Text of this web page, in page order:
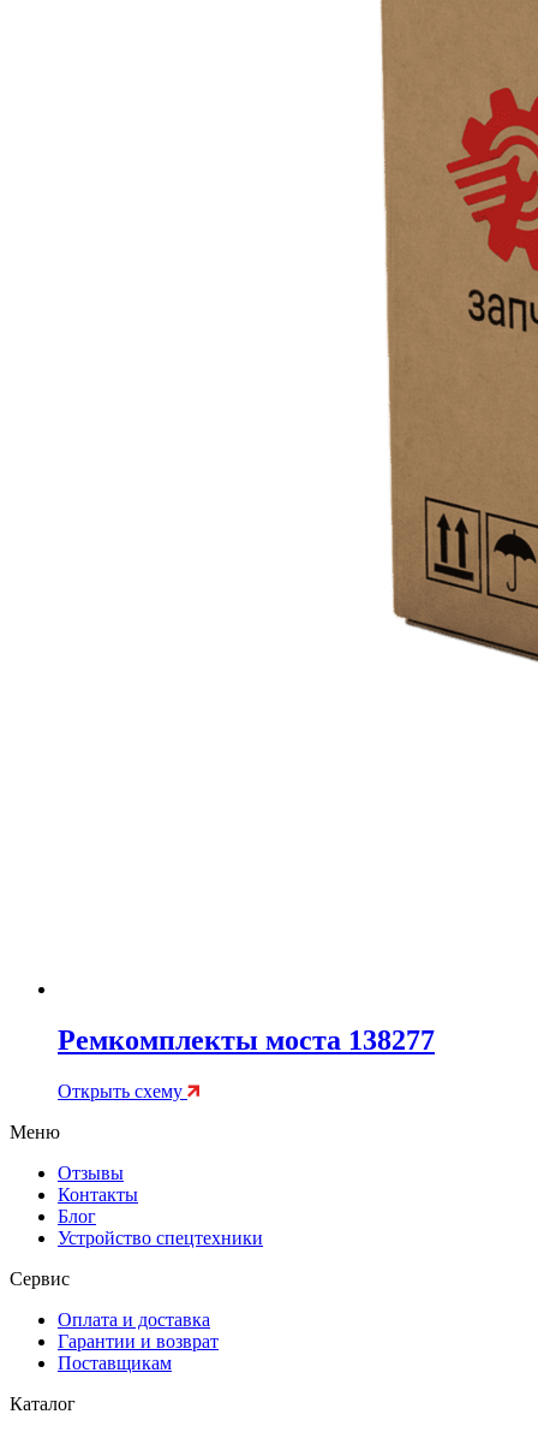
Ремкомплекты моста 138277
Открыть схему
Меню
Отзывы
Контакты
Блог
Устройство спецтехники
Сервис
Оплата и доставка
Гарантии и возврат
Поставщикам
Каталог